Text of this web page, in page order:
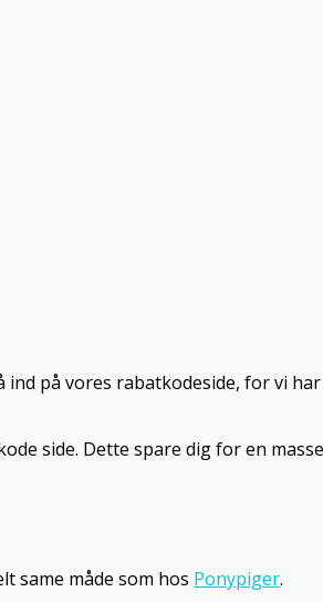
på vores rabatkodeside, for vi
side. Dette spare dig for en
same måde som hos Ponypiger.